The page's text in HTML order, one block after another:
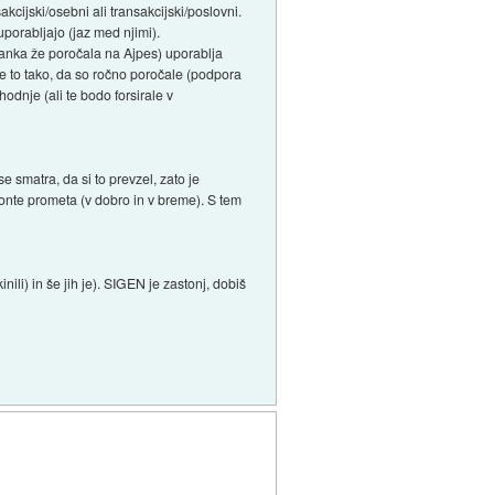
osebni ali transakcijski/poslovni.
(jaz med njimi).
že poročala na Ajpes) uporablja
to tako, da so ročno poročale (podpora
(ali te bodo forsirale v
smatra, da si to prevzel, zato je
prometa (v dobro in v breme). S tem
in še jih je). SIGEN je zastonj, dobiš